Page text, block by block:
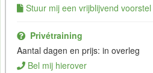
Stuur mij een vrijblijvend voorstel
Privétraining
Aantal dagen en prijs: in overleg
Bel mij hierover